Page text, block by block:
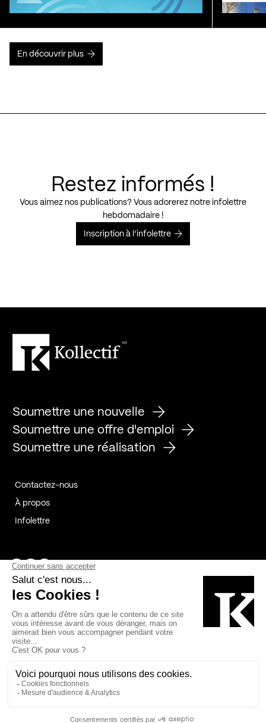
En découvrir plus
Restez informés !
Vous aimez nos publications? Vous adorerez notre infolettre
hebdomadaire !
Inscription à l’infolettre
Soumettre une nouvelle
Soumettre une offre d'emploi
Soumettre une réalisation
Contactez-nous
À propos
Infolettre
Page Facebook de Kollectif
Page Instagram de Kollectif
Page Linkedin de Kollectif
Bâtiment-Durable-Québec-1
Esquisses-1
MP-1 v2com-1